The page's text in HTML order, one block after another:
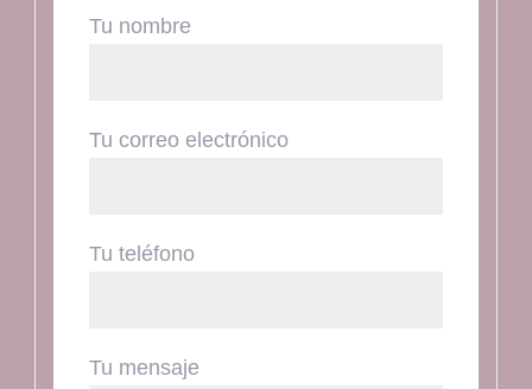
Tu nombre
Tu correo electrónico
Tu teléfono
Tu mensaje